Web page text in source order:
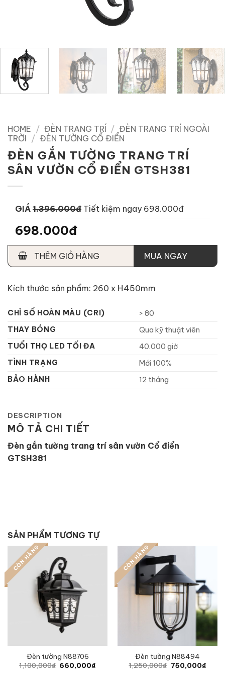
HOME / ĐÈN TRANG TRÍ / ĐÈN TRANG TRÍ NGOÀI
TRỜI / ĐÈN TƯỜNG CỔ ĐIỂN
ĐÈN GẮN TƯỜNG TRANG TRÍ
SÂN VƯỜN CỔ ĐIỂN GTSH381
GIÁ 1.396.000đ Tiết kiệm ngay 698.000đ
698.000đ
THÊM GIỎ HÀNG MUA NGAY
Kích thước sản phẩm: 260 x H450mm
CHỈ SỐ HOÀN MÀU (CRI)
> 80
THAY BÓNG
Qua kỹ thuật viên
TUỔI THỌ LED TỐI ĐA
40.000 giờ
TÌNH TRẠNG
Mới 100%
BẢO HÀNH
12 tháng
DESCRIPTION
MÔ TẢ CHI TIẾT
Đèn gắn tường trang trí sân vườn Cổ điển
GTSH381
SẢN PHẨM TƯƠNG TỰ
CÒN HÀNG
Đèn tường N88706
1,100,000₫ Original
price
660,000₫
CÒN HÀNG
Đèn tường N88494
1,250,000₫ Original
price
750,000₫